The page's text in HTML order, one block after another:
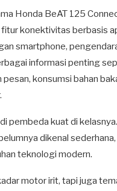
Honda BeAT 125
konektivitas berbasis
smartphone,
informasi penting
pesan, konsumsi bahan
pembeda kuat di
dikenal
teknologi modern.
motor irit, tapi juga